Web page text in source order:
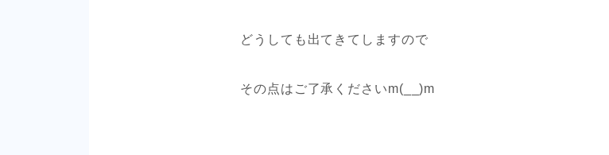
どうしても出てきてしますので
その点はご了承くださいm(__)m